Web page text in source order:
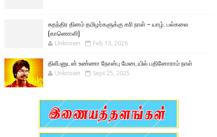
சுதந்திர தினம் தமிழர்களுக்கு கரி நாள் – யாழ். பல்கலை
(காணொளி)
Unknown Feb 13, 2026
திலீபனுடன் உண்ணா நோன்பு மேடையில் பதினோராம் நாள்
Unknown Sept 25, 2025